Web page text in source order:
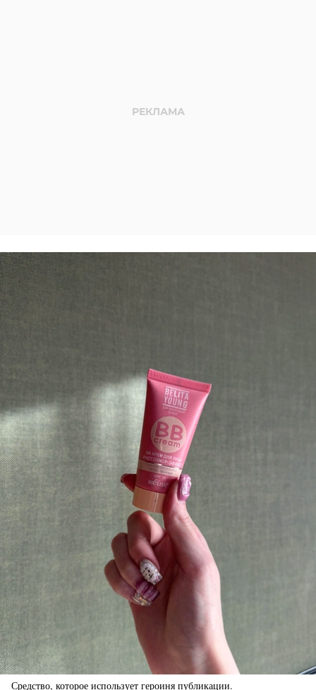
Средство, которое использует героиня публикации.